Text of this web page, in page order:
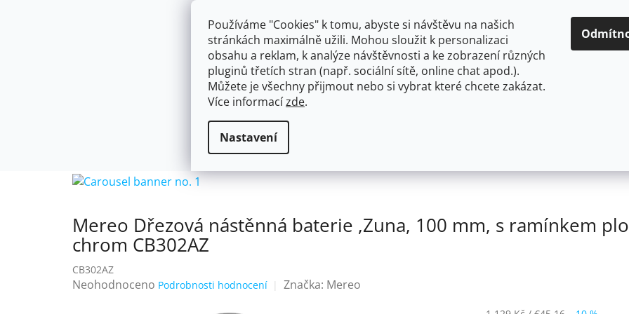
Používáme "Cookies" k tomu, abyste si návštěvu na našich
stránkách maximálně užili. Mohou sloužit k personalizaci
obsahu a reklam, k analýze návštěvnosti a ke zobrazení různých
pluginů třetích stran (např. sociální sítě, online chat apod.).
Můžete je všechny přijmout nebo si vybrat které chcete zakázat.
Více informacízde.
Nastavení
HLEDAT
NÁSTĚNNÉ 150/100MM SE SPRCHOU
ROZTEČ 100
mm
Mereo Dřezová nástěnná baterie ,Zuna, 100 mm, s ramínkem
chrom CB302AZ
CB302AZ
Průměrné
Neohodnoceno Podrobnosti hodnocení Značka: Mereo